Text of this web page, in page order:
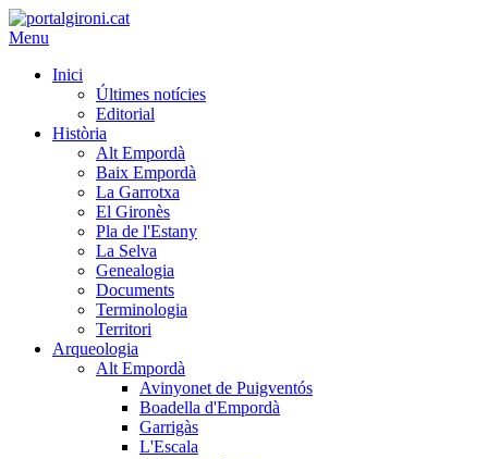
Menu
Inici
Últimes notícies
Editorial
Història
Alt Empordà
Baix Empordà
La Garrotxa
El Gironès
Pla de l'Estany
La Selva
Genealogia
Documents
Terminologia
Territori
Arqueologia
Alt Empordà
Avinyonet de Puigventós
Boadella d'Empordà
Garrigàs
L'Escala